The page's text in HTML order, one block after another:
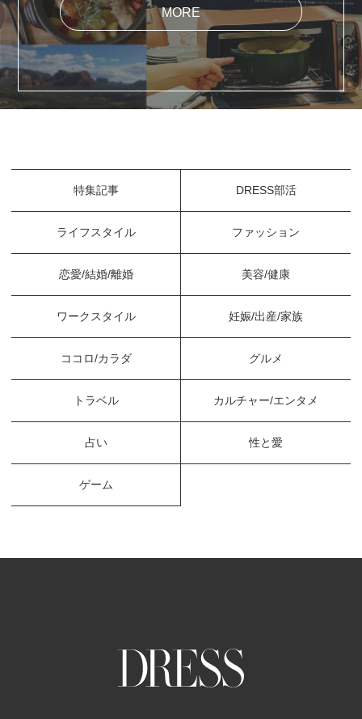
MORE
特集記事 DRESS部活
ライフスタイル ファッション
恋愛/結婚/離婚 美容/健康
ワークスタイル 妊娠/出産/家族
ココロ/カラダ グルメ
トラベル カルチャー/エンタメ
占い 性と愛
ゲーム